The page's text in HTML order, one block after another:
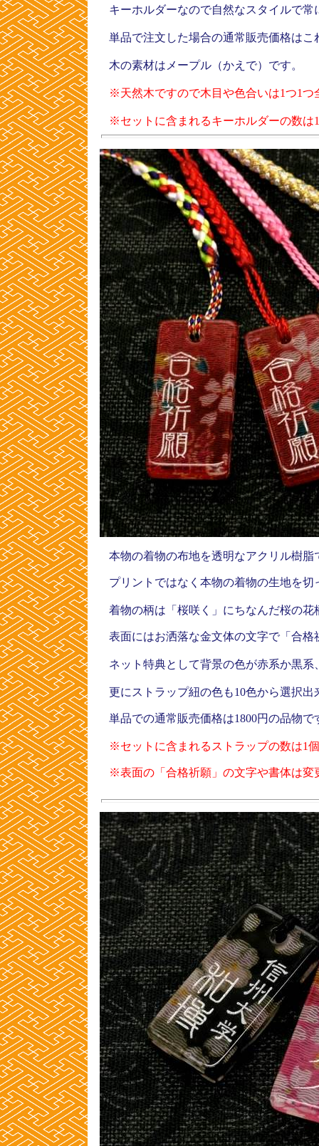
キーホルダーなので自然なスタイルで
単品で注文した場合の通常販売価格はこ
木の素材はメープル（かえで）です。
※天然木ですので木目や色合いは1つ1つ
※セットに含まれるキーホルダーの数は
本物の着物の布地を透明なアクリル樹
プリントではなく本物の着物の生地を
着物の柄は「桜咲く」にちなんだ桜の花
表面にはお洒落な金文体の文字で「合
ネット特典として背景の色が赤系か黒
更にストラップ紐の色も10色から選択
単品での通常販売価格は1800円の品物で
※セットに含まれるストラップの数は1
※表面の「合格祈願」の文字や書体は変